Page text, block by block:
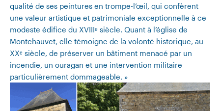
qualité de ses peintures en trompe-l’œil, qui confèrent
une valeur artistique et patrimoniale exceptionnelle à ce
modeste édifice du XVIIIᵉ siècle. Quant à l’église de
Montchauvet, elle témoigne de la volonté historique, au
XXᵉ siècle, de préserver un bâtiment menacé par un
incendie, un ouragan et une intervention militaire
particulièrement dommageable. »